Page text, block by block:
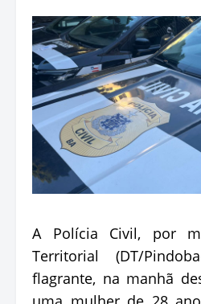
A Polícia Civil, por
Territorial (DT/
flagrante, na manhã